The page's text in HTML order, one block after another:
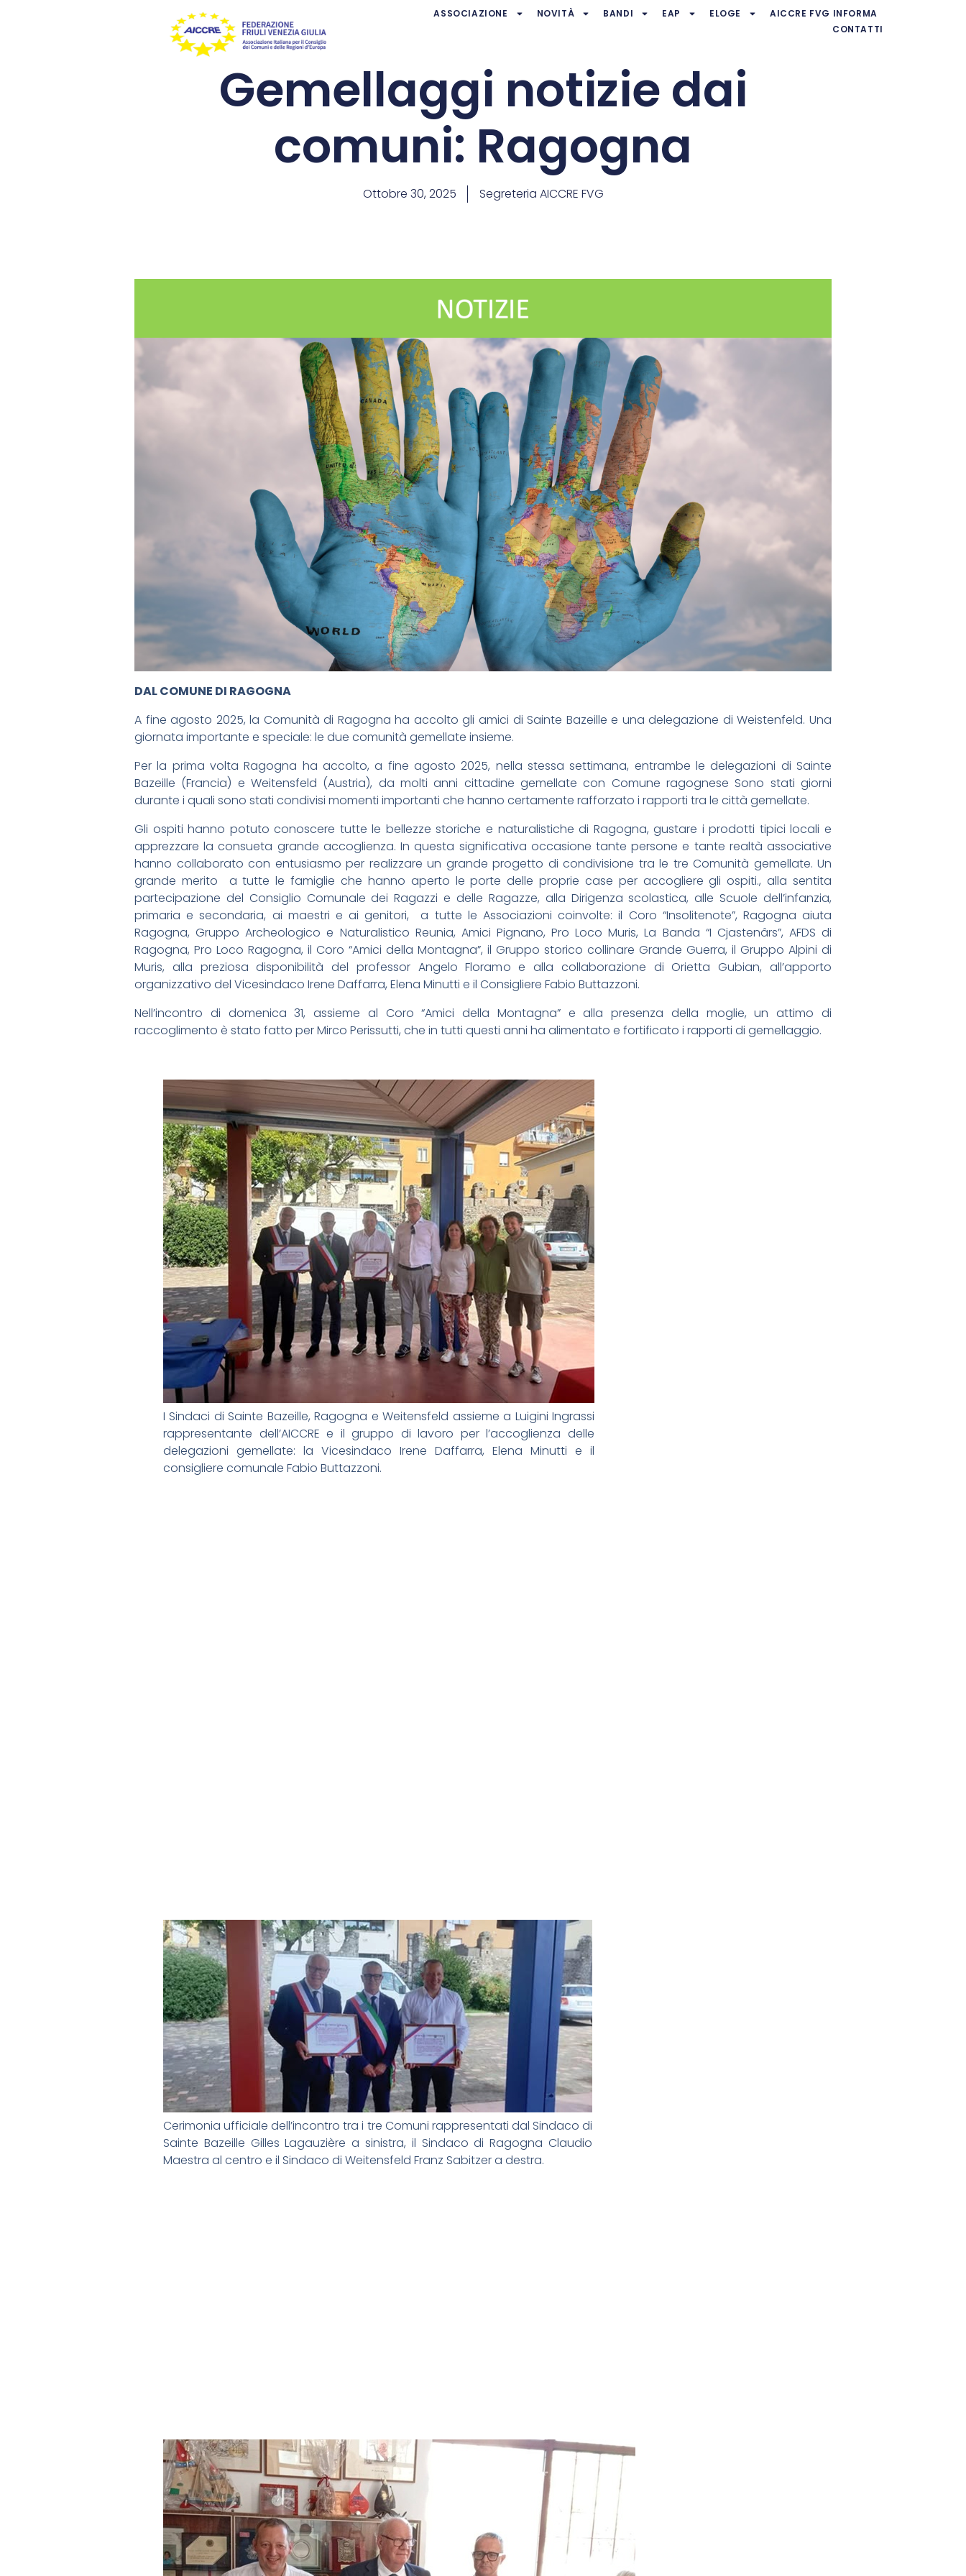
ASSOCIAZIONE NOVITÀ BANDI EAP ELOGE
AICCRE FVG INFORMA
CONTATTI
Gemellaggi notizie dai
comuni: Ragogna
Ottobre 30, 2025 Segreteria AICCRE FVG
DAL COMUNE DI RAGOGNA
A fine agosto 2025, la Comunità di Ragogna ha accolto gli amici di Sainte Bazeille e una delegazione di Weistenfeld. Una
giornata importante e speciale: le due comunità gemellate insieme.
Per la prima volta Ragogna ha accolto, a fine agosto 2025, nella stessa settimana, entrambe le delegazioni di Sainte
Bazeille (Francia) e Weitensfeld (Austria), da molti anni cittadine gemellate con Comune ragognese Sono stati giorni
durante i quali sono stati condivisi momenti importanti che hanno certamente rafforzato i rapporti tra le città gemellate.
Gli ospiti hanno potuto conoscere tutte le bellezze storiche e naturalistiche di Ragogna, gustare i prodotti tipici locali e
apprezzare la consueta grande accoglienza. In questa significativa occasione tante persone e tante realtà associative
hanno collaborato con entusiasmo per realizzare un grande progetto di condivisione tra le tre Comunità gemellate. Un
grande merito a tutte le famiglie che hanno aperto le porte delle proprie case per accogliere gli ospiti., alla sentita
partecipazione del Consiglio Comunale dei Ragazzi e delle Ragazze, alla Dirigenza scolastica, alle Scuole dell’infanzia,
primaria e secondaria, ai maestri e ai genitori, a tutte le Associazioni coinvolte: il Coro “Insolitenote”, Ragogna aiuta
Ragogna, Gruppo Archeologico e Naturalistico Reunia, Amici Pignano, Pro Loco Muris, La Banda “I Cjastenârs”, AFDS di
Ragogna, Pro Loco Ragogna, il Coro “Amici della Montagna”, il Gruppo storico collinare Grande Guerra, il Gruppo Alpini di
Muris, alla preziosa disponibilità del professor Angelo Floramo e alla collaborazione di Orietta Gubian, all’apporto
organizzativo del Vicesindaco Irene Daffarra, Elena Minutti e il Consigliere Fabio Buttazzoni.
Nell’incontro di domenica 31, assieme al Coro “Amici della Montagna” e alla presenza della moglie, un attimo di
raccoglimento è stato fatto per Mirco Perissutti, che in tutti questi anni ha alimentato e fortificato i rapporti di gemellaggio.
I Sindaci di Sainte Bazeille, Ragogna e Weitensfeld assieme a Luigini Ingrassi
rappresentante dell’AICCRE e il gruppo di lavoro per l’accoglienza delle
delegazioni gemellate: la Vicesindaco Irene Daffarra, Elena Minutti e il
consigliere comunale Fabio Buttazzoni.
Cerimonia ufficiale dell’incontro tra i tre Comuni rappresentati dal Sindaco di
Sainte Bazeille Gilles Lagauzière a sinistra, il Sindaco di Ragogna Claudio
Maestra al centro e il Sindaco di Weitensfeld Franz Sabitzer a destra.